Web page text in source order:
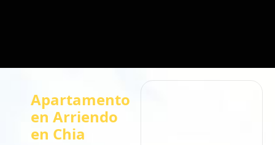
Apartamento
en Arriendo
en Chia